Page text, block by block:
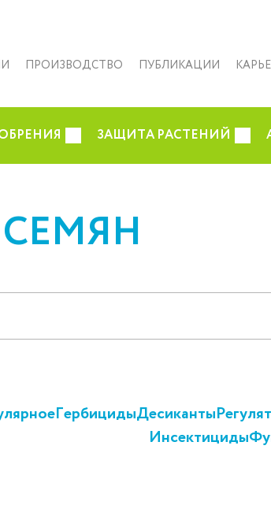
ПРОИЗВОДСТВО ПУБЛИКАЦИИ
ЗАЩИТА РАСТЕНИЙ
ГербицидыДесиканты
Инсектициды